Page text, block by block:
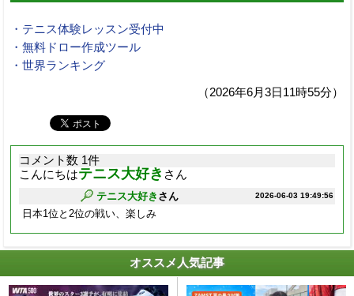
・テニス体験レッスン受付中
・無料ドロー作成ツール
・世界ランキング
（2026年6月3日11時55分）
コメント数 1件
こんにちはテニス大好き さん
2026-06-03 19:49:56
テニス大好き さん
日本1位と2位の戦い、楽しみ
オススメ人気記事